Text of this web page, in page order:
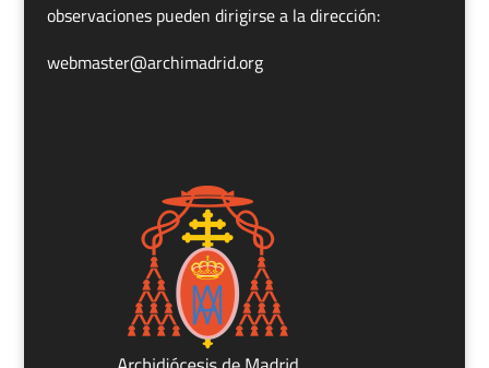
observaciones pueden dirigirse a la dirección:
webmaster@archimadrid.org